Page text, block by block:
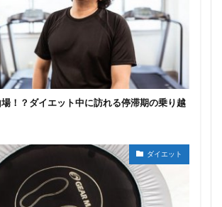
！？ダイエット中に訪れる停滞期の乗り越
ダイエット